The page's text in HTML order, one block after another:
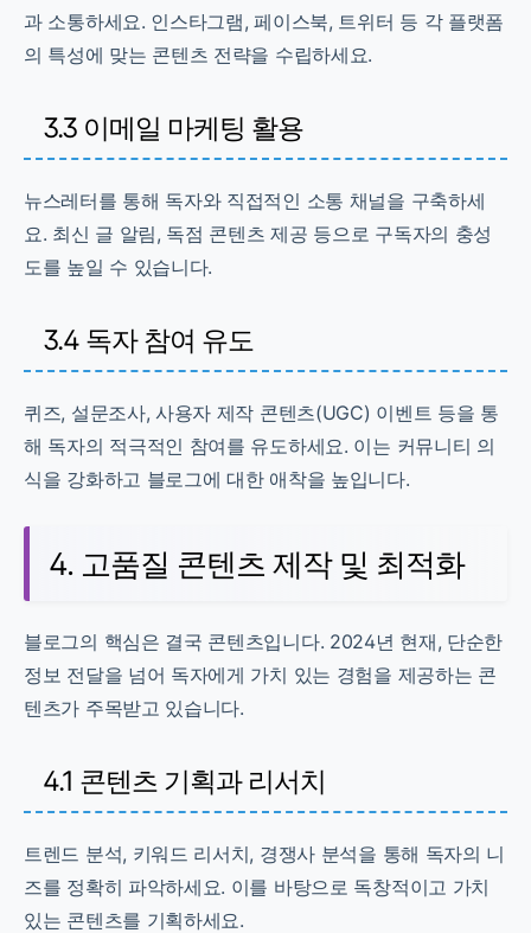
과 소통하세요. 인스타그램, 페이스북, 트위터 등 각 플랫폼
의 특성에 맞는 콘텐츠 전략을 수립하세요.
3.3 이메일 마케팅 활용
뉴스레터를 통해 독자와 직접적인 소통 채널을 구축하세
요. 최신 글 알림, 독점 콘텐츠 제공 등으로 구독자의 충성
도를 높일 수 있습니다.
3.4 독자 참여 유도
퀴즈, 설문조사, 사용자 제작 콘텐츠(UGC) 이벤트 등을 통
해 독자의 적극적인 참여를 유도하세요. 이는 커뮤니티 의
식을 강화하고 블로그에 대한 애착을 높입니다.
4. 고품질 콘텐츠 제작 및 최적화
블로그의 핵심은 결국 콘텐츠입니다. 2024년 현재, 단순한
정보 전달을 넘어 독자에게 가치 있는 경험을 제공하는 콘
텐츠가 주목받고 있습니다.
4.1 콘텐츠 기획과 리서치
트렌드 분석, 키워드 리서치, 경쟁사 분석을 통해 독자의 니
즈를 정확히 파악하세요. 이를 바탕으로 독창적이고 가치
있는 콘텐츠를 기획하세요.